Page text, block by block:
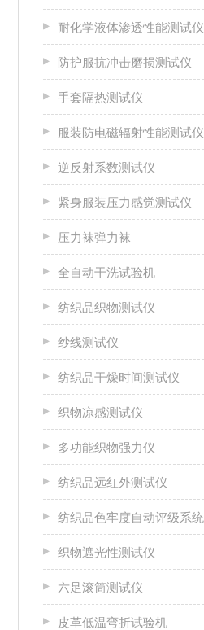
耐化学液体渗透性能测试仪
防护服抗冲击磨损测试仪
手套隔热测试仪
服装防电磁辐射性能测试仪
逆反射系数测试仪
紧身服装压力感觉测试仪
压力袜弹力袜
全自动干洗试验机
纺织品织物测试仪
纱线测试仪
纺织品干燥时间测试仪
织物凉感测试仪
多功能织物强力仪
纺织品远红外测试仪
纺织品色牢度自动评级系统
织物遮光性测试仪
六足滚筒测试仪
皮革低温弯折试验机